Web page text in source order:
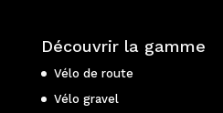
Découvrir la gamme
Vélo de route
Vélo gravel